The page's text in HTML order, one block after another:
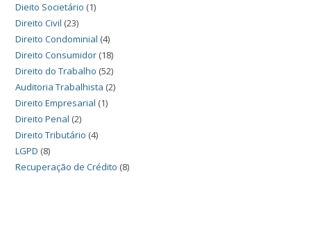
Dieito Societário (1)
Direito Civil (23)
Direito Condominial (4)
Direito Consumidor (18)
Direito do Trabalho (52)
Auditoria Trabalhista (2)
Direito Empresarial (1)
Direito Penal (2)
Direito Tributário (4)
LGPD (8)
Recuperação de Crédito (8)